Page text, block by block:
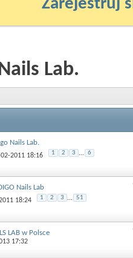
Zarejestruj
Lab.
Nails Lab.
2011 18:16 1 2 3 ... 6
Nails Lab
18:24 1 2 3 ... 51
LAB w Polsce
17:32